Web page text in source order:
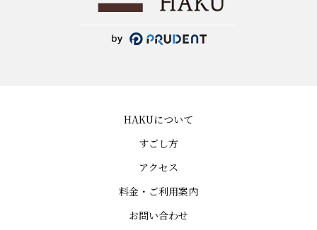
HAKUについて
すごし方
アクセス
料金・ご利用案内
お問い合わせ